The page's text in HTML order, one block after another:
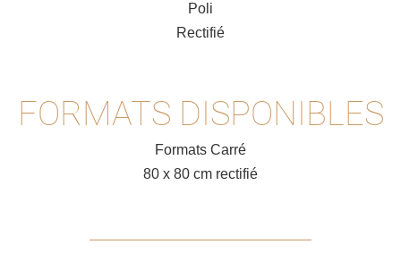
Poli
Rectifié
FORMATS DISPONIBLES
Formats Carré
80 x 80 cm rectifié